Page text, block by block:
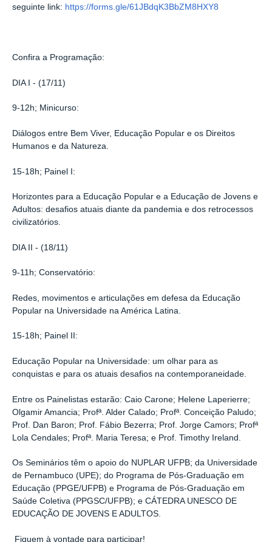
seguinte link: https://forms.gle/61JBdqK3BbZM8HXY8
Confira a Programação:
DIA I - (17/11)
9-12h; Minicurso:
Diálogos entre Bem Viver, Educação Popular e os Direitos
Humanos e da Natureza.
15-18h; Painel I:
Horizontes para a Educação Popular e a Educação de Jovens e
Adultos: desafios atuais diante da pandemia e dos retrocessos
civilizatórios.
DIA II - (18/11)
9-11h; Conservatório:
Redes, movimentos e articulações em defesa da Educação
Popular na Universidade na América Latina.
15-18h; Painel II:
Educação Popular na Universidade: um olhar para as
conquistas e para os atuais desafios na contemporaneidade.
Entre os Painelistas estarão: Caio Carone; Helene Laperierre;
Olgamir Amancia; Profª. Alder Calado; Profª. Conceição Paludo;
Prof. Dan Baron; Prof. Fábio Bezerra; Prof. Jorge Camors; Profª
Lola Cendales; Profª. Maria Teresa; e Prof. Timothy Ireland.
Os Seminários têm o apoio do NUPLAR UFPB; da Universidade
de Pernambuco (UPE); do Programa de Pós-Graduação em
Educação (PPGE/UFPB) e Programa de Pós-Graduação em
Saúde Coletiva (PPGSC/UFPB); e CÁTEDRA UNESCO DE
EDUCAÇÃO DE JOVENS E ADULTOS.
Fiquem à vontade para participar!